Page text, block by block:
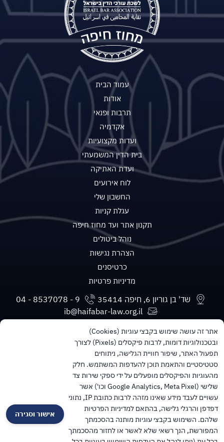
עמוד הבית
אודות
תרבות ופנאי
אקדמיה
ועדות מקצועיות
בית הדין המשמעתי
ועדת האתיקה
לוח אירועים
החשבון שלי
עגלת קניות
תקנון אתר ועד מחוז חיפה
נוהל ביטולים
הצהרת נגישות
כרטיסנים
מדיניות פרטיות
שד' בן גוריון 6, חיפה 35414
ib@haifabar-law.org.il
מעוניינים בעדכונים חודשיים ישירות למייל?
הרשמו לניוזלטר של הלשכה
הנני מביע/ה את הסכמתילמדיניות הפרטיותבאתר.
להרשמה
אישור וסגירה
אתר זה עושה שימוש בקבצי עוגיות (Cookies)
ובטכנולוגיות דומות, לרבות פיקסלים (Pixels) לצורך
תפעול האתר, שיפור חוויית הגלישה, ניתוחים
סטטיסטיים והתאמת תוכן להעדפות המשתמש. חלק
מהעוגיות והפיקסלים מופעלים על ידי ספקי שירות צד
שלישי (Google Analytics, Meta Pixel וכו') אשר
עשויים לעבד מידע שאינו מזהה לרבות כתובת IP, נתוני
דפדפן והרגלי גלישה, בהתאם למדיניות הפרטיות
שלהם. השימוש בקבצי עוגיות מותנה בהסכמתך
המפורשת, הנך רשאי שלא לאשר או לחזור מהסכמתך